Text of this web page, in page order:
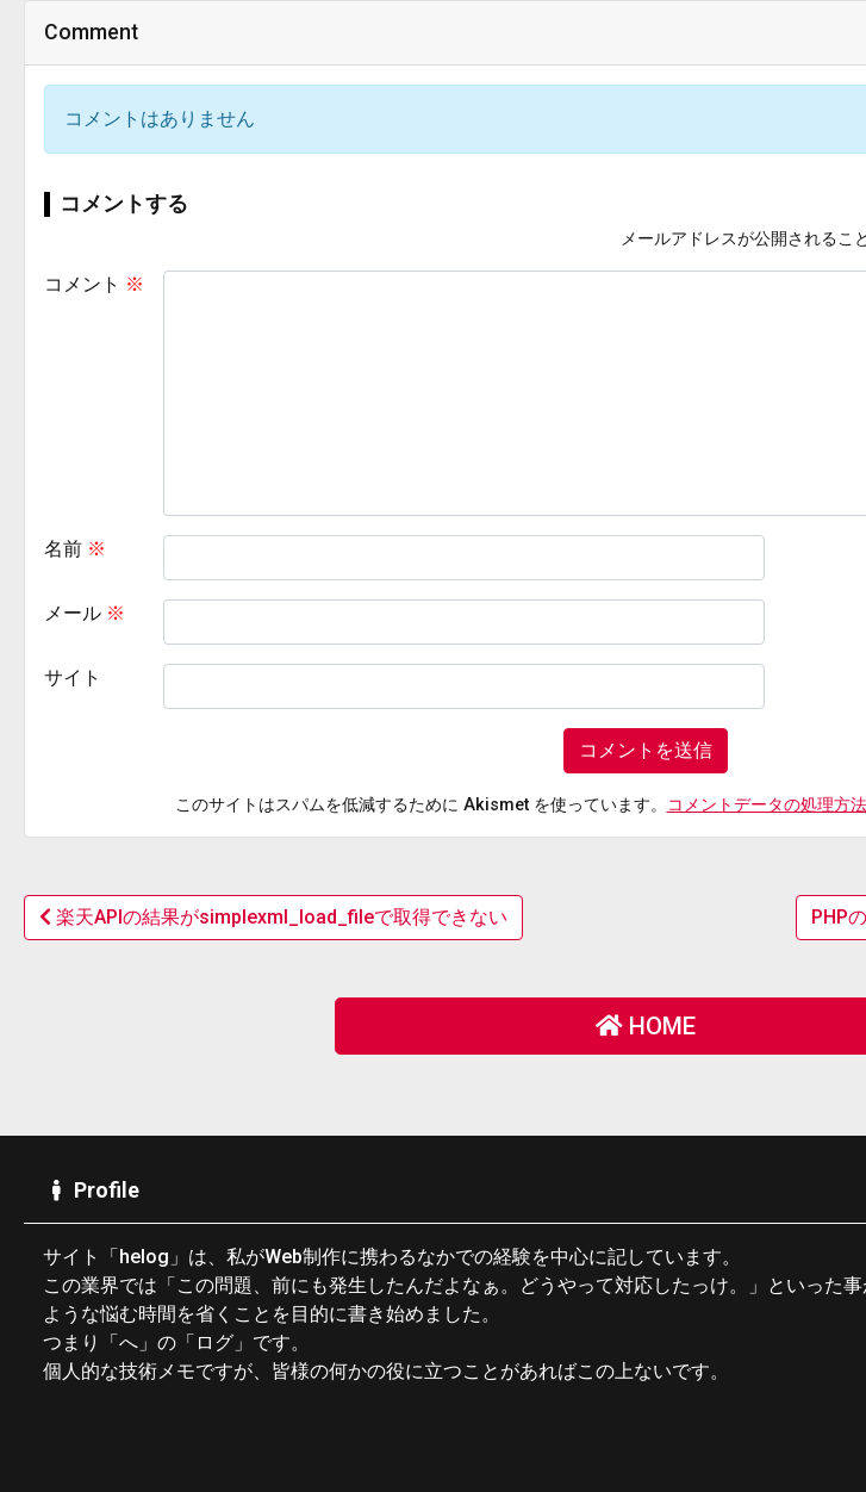
Comment
コメントはありません
コメントする
メールアドレスが公開されるこ
コメント ※
名前 ※
メール ※
サイト
このサイトはスパムを低減するために Akismet を使っています。 コメントデータの処理方
楽天APIの結果がsimplexml_load_fileで取得できない PHP
HOME
Profile
サイト「helog」は、私がWeb制作に携わるなかでの経験を中心に記しています。
この業界では「この問題、前にも発生したんだよなぁ。どうやって対応したっけ。」といった
ような悩む時間を省くことを目的に書き始めました。
つまり「へ」の「ログ」です。
個人的な技術メモですが、皆様の何かの役に立つことがあればこの上ないです。